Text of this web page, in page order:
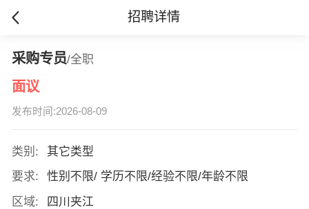
招聘详情
采购专员/全职
面议
发布时间:2026-08-09
类别:
其它类型
要求:
性别不限/ 学历不限/经验不限/年龄不限
区域:
四川夹江